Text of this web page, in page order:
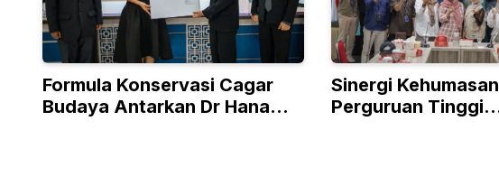
Formula Konservasi Cagar
Budaya Antarkan Dr Hana
Sinergi Kehumasan
Perguruan Tinggi